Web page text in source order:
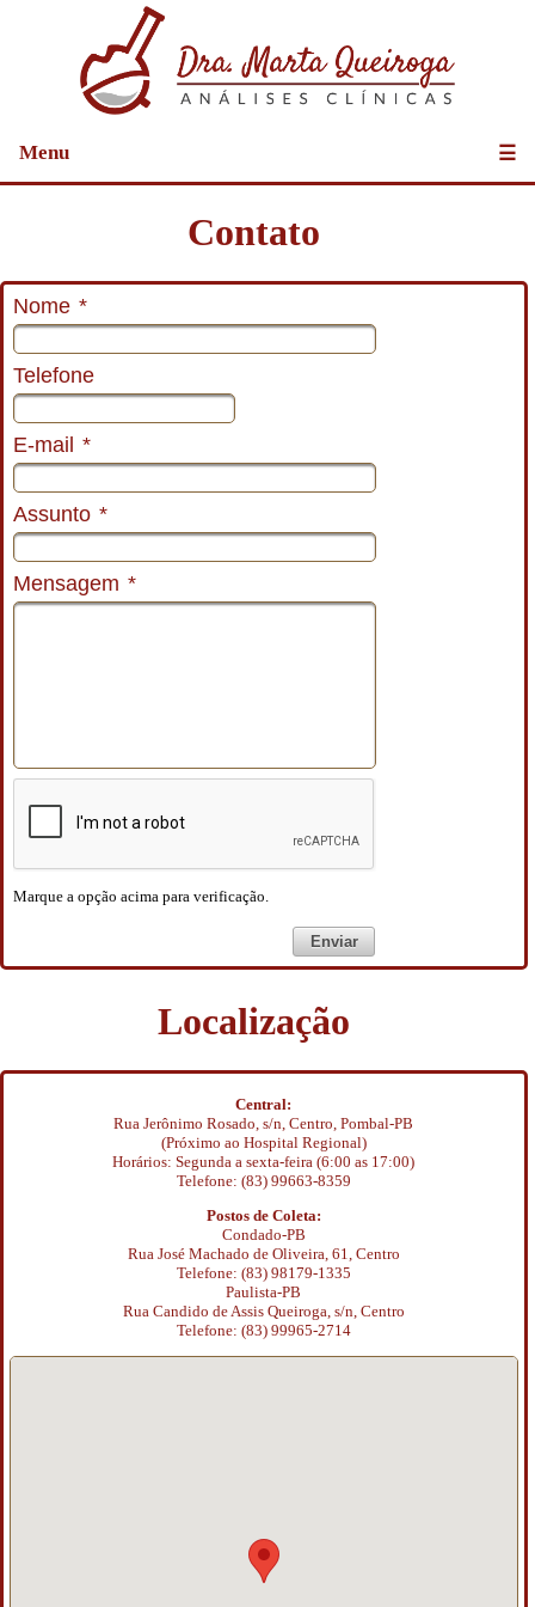
Menu ☰
Contato
Nome *
Telefone
E-mail *
Assunto *
Mensagem *
Marque a opção acima para verificação.
Enviar
Localização
Central:
Rua Jerônimo Rosado, s/n, Centro, Pombal-PB
(Próximo ao Hospital Regional)
Horários: Segunda a sexta-feira (6:00 as 17:00)
Telefone: (83) 99663-8359
Postos de Coleta:
Condado-PB
Rua José Machado de Oliveira, 61, Centro
Telefone: (83) 98179-1335
Paulista-PB
Rua Candido de Assis Queiroga, s/n, Centro
Telefone: (83) 99965-2714